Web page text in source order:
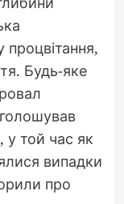
Будь-яке
у той час як
випадки
про